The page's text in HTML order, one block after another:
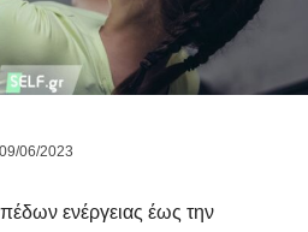
09/06/2023
ενέργειας έως την